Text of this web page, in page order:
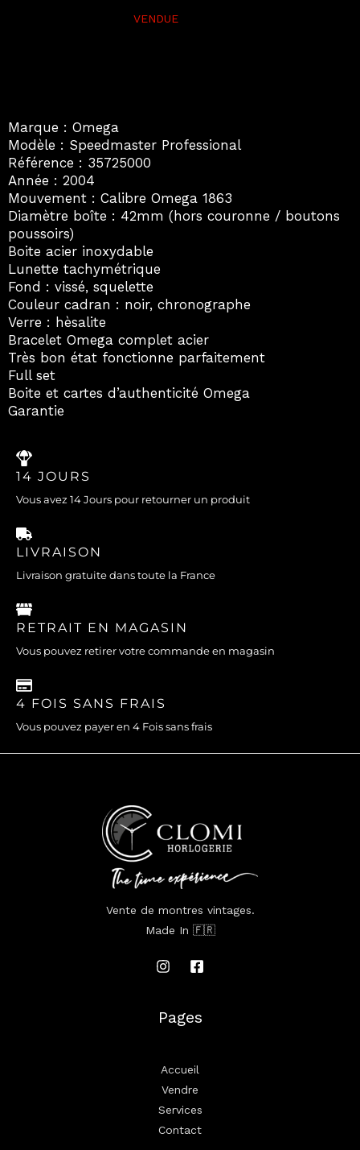
Marque : Omega
Modèle : Speedmaster Professional
Référence : 35725000
Année : 2004
Mouvement : Calibre Omega 1863
Diamètre boîte : 42mm (hors couronne / boutons
poussoirs)
Boite acier inoxydable
Lunette tachymétrique
Fond : vissé, squelette
Couleur cadran : noir, chronographe
Verre : hèsalite
Bracelet Omega complet acier
Très bon état fonctionne parfaitement
Full set
Boite et cartes d’authenticité Omega
Garantie
14 JOURS
Vous avez 14 Jours pour retourner un produit
LIVRAISON
Livraison gratuite dans toute la France
RETRAIT EN MAGASIN
Vous pouvez retirer votre commande en magasin
4 FOIS SANS FRAIS
Vous pouvez payer en 4 Fois sans frais
Vente de montres vintages.
Made In 🇫🇷
Pages
Accueil
Vendre
Services
Contact